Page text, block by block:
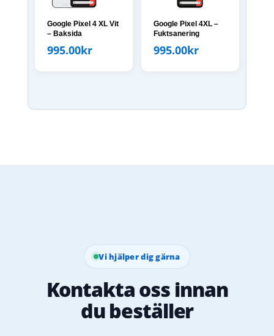
Google Pixel 4 XL Vit
– Baksida
995.00kr
Google Pixel 4XL –
Fuktsanering
995.00kr
Vi hjälper dig gärna
Kontakta oss innan
du beställer